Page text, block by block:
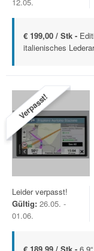
€ 199,00 / Stk -
italienisches
Verpasst!
Leider verpasst!
Gültig: 26.05. -
01.06.